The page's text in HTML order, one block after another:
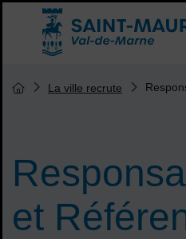
Menu de raccourcis
Accueil ville de Saint-Maurice
et
Vous êtes ici :
Page d'accueil du site
La ville recrute